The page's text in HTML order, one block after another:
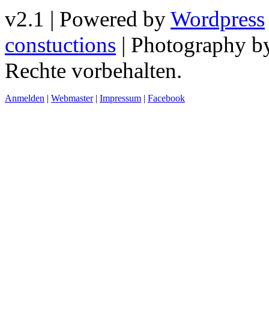
v2.1 | Powered byWordpress
constuctions | Photography
Rechte vorbehalten.
Anmelden | Webmaster| Impressum | Facebook